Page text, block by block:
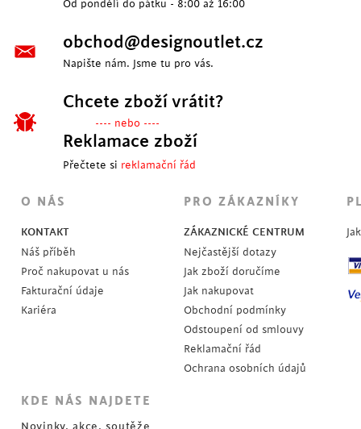
POSLEDNÍ KUSY
Od pondělí do pátku - 8:00 až 16:00
obchod@designoutlet.cz
Napište nám. Jsme tu pro vás.
Chcete zboží vrátit?
---- nebo ----
Reklamace zboží
Přečtete si reklamační řád
O NÁS
KONTAKT
Náš příběh
Proč nakupovat u nás
Fakturační údaje
Kariéra
PRO ZÁKAZNÍKY
ZÁKAZNICKÉ CENTRUM
Nejčastější dotazy
Jak zboží doručíme
Jak nakupovat
Obchodní podmínky
Odstoupení od smlouvy
Reklamační řád
Ochrana osobních údajů
KDE NÁS NAJDETE
Novinky, akce, soutěže